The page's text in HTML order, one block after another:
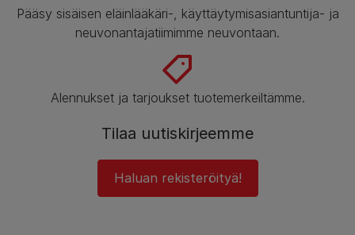
Pääsy sisäisen eläinlääkäri-, käyttäytymisasiantuntija- ja
neuvonantajatiimimme neuvontaan.
Alennukset ja tarjoukset tuotemerkeiltämme.
Tilaa uutiskirjeemme
Haluan rekisteröityä!